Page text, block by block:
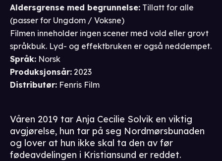
Aldersgrense med begrunnelse: Tillatt for alle
(passer for Ungdom / Voksne)
Filmen inneholder ingen scener med vold eller grovt
språkbuk. Lyd- og effektbruken er også neddempet.
Språk: Norsk
Produksjonsår: 2023
Distributør: Fenris Film
Våren 2019 tar Anja Cecilie Solvik en viktig
avgjørelse, hun tar på seg Nordmørsbunaden
og lover at hun ikke skal ta den av før
fødeavdelingen i Kristiansund er reddet.